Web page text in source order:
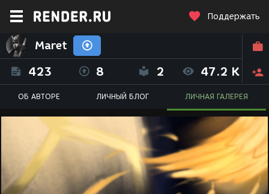
Поддержать
Maret
423 8 2 47.2 K
ОБ АВТОРЕ ЛИЧНЫЙ БЛОГ ЛИЧНАЯ ГАЛЕРЕЯ